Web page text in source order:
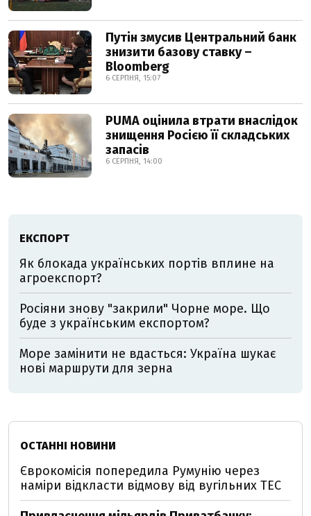
Путін змусив Центральний банк
знизити базову ставку –
Bloomberg
6 СЕРПНЯ, 15:07
PUMA оцінила втрати внаслідок
знищення Росією її складських
запасів
6 СЕРПНЯ, 14:00
ЕКСПОРТ
Як блокада українських портів вплине на
агроекспорт?
Росіяни знову "закрили" Чорне море. Що
буде з українським експортом?
Море замінити не вдасться: Україна шукає
нові маршрути для зерна
ОСТАННІ НОВИНИ
Єврокомісія попередила Румунію через
наміри відкласти відмову від вугільних ТЕС